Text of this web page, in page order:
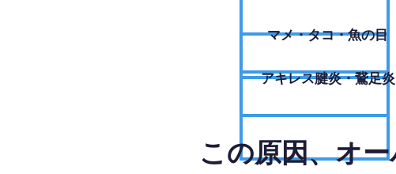
​マメ・タコ・魚の目
アキレス腱炎・鵞足炎
この原因、オ